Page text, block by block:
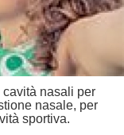
nasali per
nasale, per
sportiva.